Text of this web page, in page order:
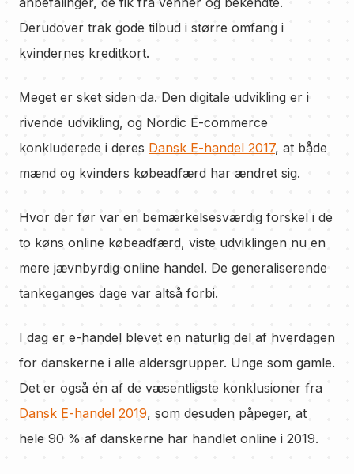
Derudover trak gode tilbud i større omfang i
kvindernes kreditkort.
Meget er sket siden da. Den digitale udvikling er i
rivende udvikling, og Nordic E-commerce
konkluderede i deres Dansk E-handel 2017, at både
mænd og kvinders købeadfærd har ændret sig.
Hvor der før var en bemærkelsesværdig forskel i de
to køns online købeadfærd, viste udviklingen nu en
mere jævnbyrdig online handel. De generaliserende
tankeganges dage var altså forbi.
I dag er e-handel blevet en naturlig del af hverdagen
for danskerne i alle aldersgrupper. Unge som gamle.
Det er også én af de væsentligste konklusioner fra
Dansk E-handel 2019, som desuden påpeger, at
hele 90 % af danskerne har handlet online i 2019.